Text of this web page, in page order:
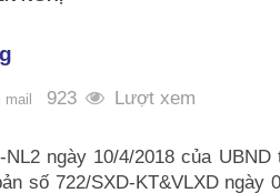
923 Lượt xem
NL2 ngày 10/4/2018 của
số 722/SXD-KT&VLXD ngày